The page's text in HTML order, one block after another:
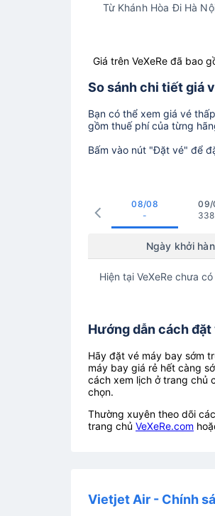
Từ Khánh Hòa Đi Hà
Giá trên VeXeRe đã bao
So sánh chi tiết giá
Bạn có thể xem giá vé
gồm thuế phí của từng
Bấm vào nút "Đặt vé" để
08/08
-
09/
Ngày khởi
Hiện tại VeXeRe chưa
Hướng dẫn cách
Hãy đặt vé máy bay sớm
máy bay giá rẻ hết càng
cách xem lịch ở trang chủ
chọn.
Thường xuyên theo dõi
trang chủ VeXeRe.com
Vietjet Air - Chính